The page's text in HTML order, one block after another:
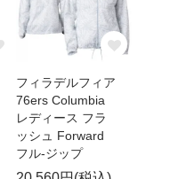
フィラデルフィア
76ers Columbia
レディース フラ
ッシュ Forward
フル-ジップ